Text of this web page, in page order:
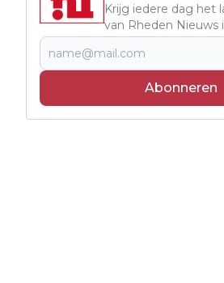
Krijg iedere dag het
van Rheden Nieuws
Abonneren